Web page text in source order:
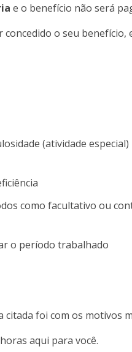
e o benefício não será
o seu benefício,
(atividade
como facultativo ou
o período trabalhado
citada foi com os motivos
aqui para você.